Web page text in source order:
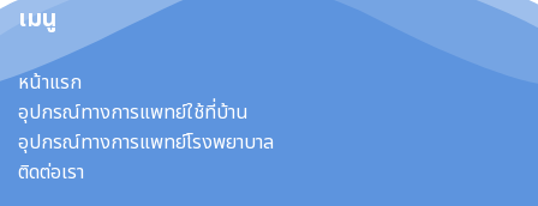
เมนู
หน้าแรก
อุปกรณ์ทางการแพทย์ใช้ที่บ้าน
อุปกรณ์ทางการแพทย์โรงพยาบาล
ติดต่อเรา